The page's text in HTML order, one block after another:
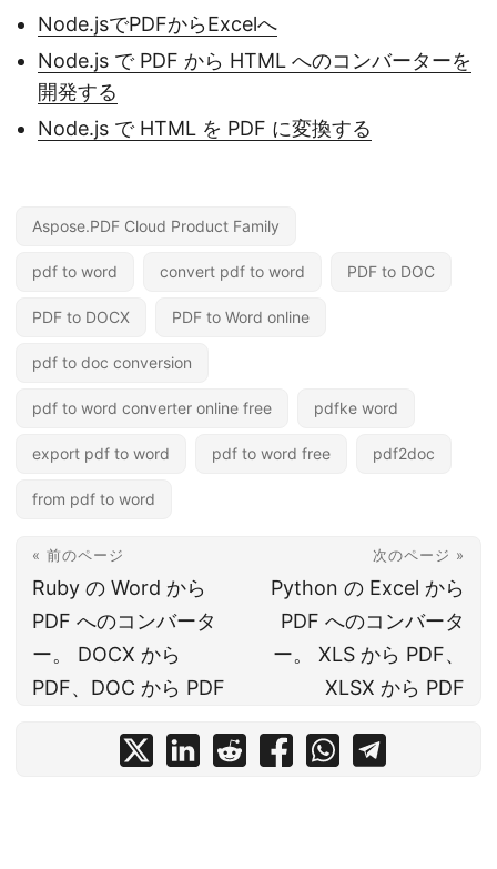
Node.jsでPDFからExcelへ
Node.js で PDF から HTML へのコンバーターを
開発する
Node.js で HTML を PDF に変換する
Aspose.PDF Cloud Product Family
pdf to word convert pdf to word PDF to DOC
PDF to DOCX PDF to Word online
pdf to doc conversion
pdf to word converter online free pdfke word
export pdf to word pdf to word free pdf2doc
from pdf to word
« 前のページ
Ruby の Word から
PDF へのコンバータ
ー。 DOCX から
PDF、DOC から PDF
次のページ »
Python の Excel から
PDF へのコンバータ
ー。 XLS から PDF、
XLSX から PDF